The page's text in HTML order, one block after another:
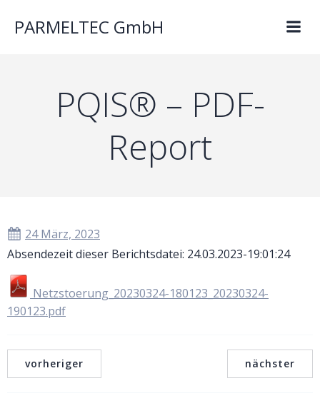
PARMELTEC GmbH
PQIS® – PDF-
Report
24 März, 2023
Absendezeit dieser Berichtsdatei: 24.03.2023-19:01:24
Netzstoerung_20230324-180123_20230324-
190123.pdf
vorheriger nächster